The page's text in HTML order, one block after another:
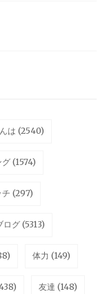
は (2540)
グ (1574)
チ (297)
ログ(5313)
体力 (149)
友達 (148)